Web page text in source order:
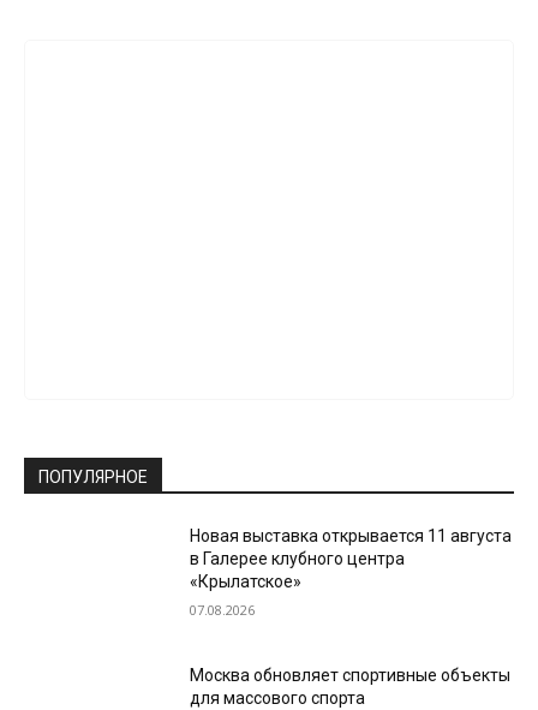
ПОПУЛЯРНОЕ
Новая выставка открывается 11 августа
в Галерее клубного центра
«Крылатское»
07.08.2026
Москва обновляет спортивные объекты
для массового спорта